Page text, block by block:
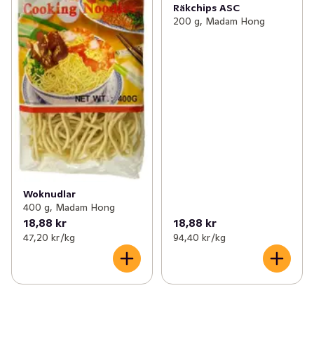
Woknudlar
400 g, Madam Hong
18,88 kr
47,20 kr /kg
Räkchips ASC
200 g, Madam Hong
18,88 kr
94,40 kr /kg